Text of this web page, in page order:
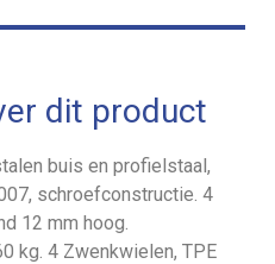
dit product
buis en profielstaal,
schroefconstructie. 4
12 mm hoog.
kg. 4 Zwenkwielen, TPE